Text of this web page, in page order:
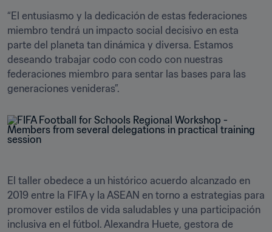
“El entusiasmo y la dedicación de estas federaciones
miembro tendrá un impacto social decisivo en esta
parte del planeta tan dinámica y diversa. Estamos
deseando trabajar codo con codo con nuestras
federaciones miembro para sentar las bases para las
generaciones venideras”.
El taller obedece a un histórico acuerdo alcanzado en
2019 entre la FIFA y la ASEAN en torno a estrategias para
promover estilos de vida saludables y una participación
inclusiva en el fútbol. Alexandra Huete, gestora de